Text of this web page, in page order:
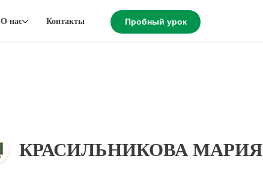
О нас Контакты Пробный урок
КРАСИЛЬНИКОВА МАРИЯ